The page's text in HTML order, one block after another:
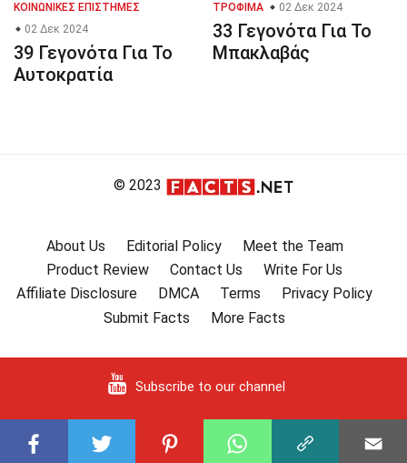
ΚΟΙΝΩΝΙΚΈΣ ΕΠΙΣΤΉΜΕΣ
02 Δεκ 2024
39 Γεγονότα Για Το
Αυτοκρατία
ΤΡΌΦΙΜΑ 02 Δεκ 2024
33 Γεγονότα Για Το
Μπακλαβάς
© 2023
About Us Editorial Policy
Meet the Team
Product Review
Contact Us
Write For Us
Affiliate Disclosure
DMCA Terms
Privacy Policy
Submit Facts
More Facts
Subscribe to our channel